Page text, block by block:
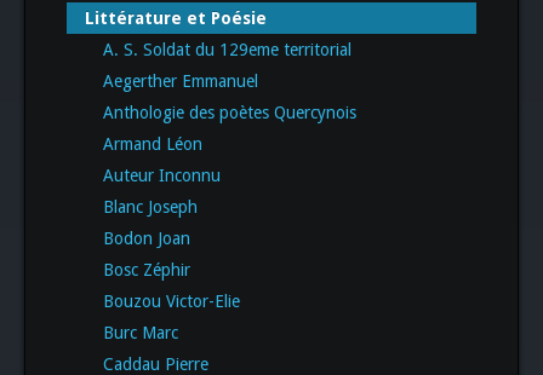
Littérature et Poésie
A. S. Soldat du 129eme territorial
Aegerther Emmanuel
Anthologie des poètes Quercynois
Armand Léon
Auteur Inconnu
Blanc Joseph
Bodon Joan
Bosc Zéphir
Bouzou Victor-Elie
Burc Marc
Caddau Pierre